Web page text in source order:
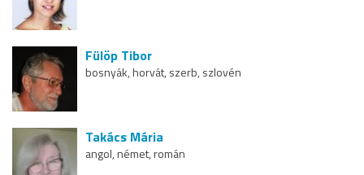
Fülöp Tibor
bosnyák, horvát, szerb, szlovén
Takács Mária
angol, német, román